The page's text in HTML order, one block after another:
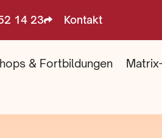
14 23 Kontakt
& Fortbildungen